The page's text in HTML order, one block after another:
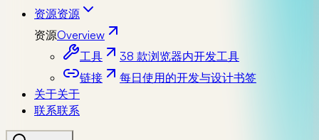
资源资源
资源Overview
工具
38 款浏览器内开发工具
链接
每日使用的开发与设计书签
关于关于
联系联系